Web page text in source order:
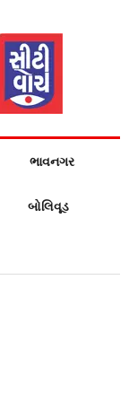
ભાવનગર
બોલિવૂડ